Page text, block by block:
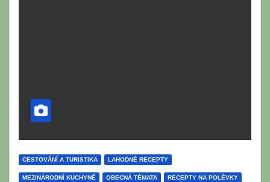
CESTOVÁNÍ A TURISTIKA LAHODNÉ RECEPTY
MEZINÁRODNÍ KUCHYNĚ OBECNÁ TÉMATA RECEPTY NA POLÉVKY